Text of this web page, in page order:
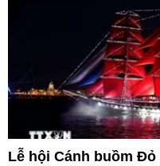
Lễ hội Cánh buồm